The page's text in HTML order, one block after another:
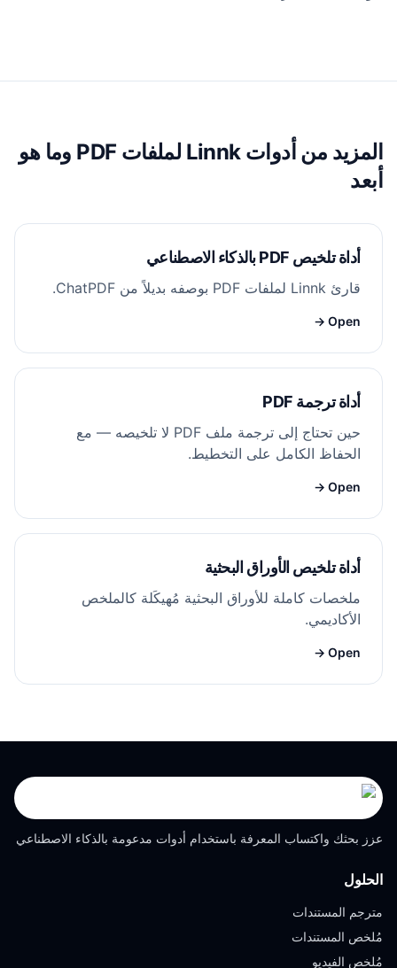
المزيد من أدوات Linnk لملفات PDF وما هو
أبعد
أداة تلخيص PDF بالذكاء الاصطناعي
قارئ Linnk لملفات PDF بوصفه بديلاً من ChatPDF.
Open →
أداة ترجمة PDF
حين تحتاج إلى ترجمة ملف PDF لا تلخيصه — مع
الحفاظ الكامل على التخطيط.
Open →
أداة تلخيص الأوراق البحثية
ملخصات كاملة للأوراق البحثية مُهيكَلة كالملخص
الأكاديمي.
Open →
عزز بحثك واكتساب المعرفة باستخدام أدوات مدعومة بالذكاء الاصطناعي
الحلول
مترجم المستندات
مُلخص المستندات
مُلخص الفيديو